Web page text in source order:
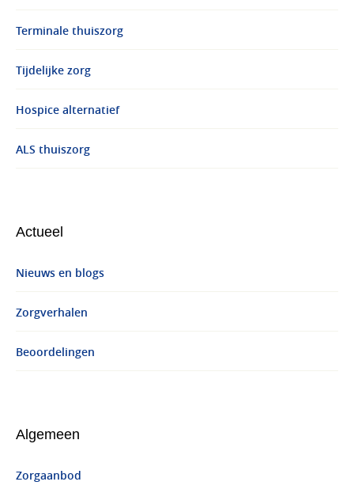
Terminale thuiszorg
Tijdelijke zorg
Hospice alternatief
ALS thuiszorg
Actueel
Nieuws en blogs
Zorgverhalen
Beoordelingen
Algemeen
Zorgaanbod